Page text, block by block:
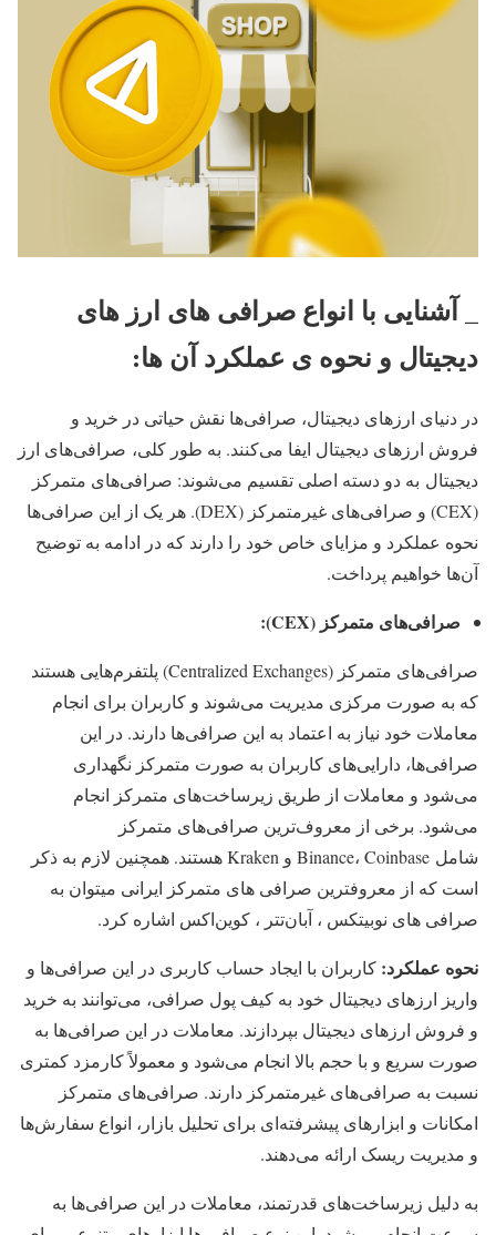
_ آشنایی با انواع صرافی های ارز های
دیجیتال و نحوه ی عملکرد آن ها:
در دنیای ارزهای دیجیتال، صرافی‌ها نقش حیاتی در خرید و
فروش ارزهای دیجیتال ایفا می‌کنند. به طور کلی، صرافی‌های ارز
دیجیتال به دو دسته اصلی تقسیم می‌شوند: صرافی‌های متمرکز
(CEX) و صرافی‌های غیرمتمرکز (DEX). هر یک از این صرافی‌ها
نحوه عملکرد و مزایای خاص خود را دارند که در ادامه به توضیح
آن‌ها خواهیم پرداخت.
صرافی‌های متمرکز (CEX
):
صرافی‌های متمرکز (Centralized Exchanges) پلتفرم‌هایی هستند
که به صورت مرکزی مدیریت می‌شوند و کاربران برای انجام
معاملات خود نیاز به اعتماد به این صرافی‌ها دارند. در این
صرافی‌ها، دارایی‌های کاربران به صورت متمرکز نگهداری
می‌شود و معاملات از طریق زیرساخت‌های متمرکز انجام
می‌شود. برخی از معروف‌ترین صرافی‌های متمرکز
شامل Binance، Coinbase و Kraken هستند. همچنین لازم به ذکر
است که از معروفترین صرافی های متمرکز ایرانی میتوان به
صرافی های نوبیتکس ، آبان‌تتر ، کوین‌اکس اشاره کرد.
نحوه عملکرد: کاربران با ایجاد حساب کاربری در این صرافی‌ها و
واریز ارزهای دیجیتال خود به کیف پول صرافی، می‌توانند به خرید
و فروش ارزهای دیجیتال بپردازند. معاملات در این صرافی‌ها به
صورت سریع و با حجم بالا انجام می‌شود و معمولاً کارمزد کمتری
نسبت به صرافی‌های غیرمتمرکز دارند. صرافی‌های متمرکز
امکانات و ابزارهای پیشرفته‌ای برای تحلیل بازار، انواع سفارش‌ها
و مدیریت ریسک ارائه می‌دهند.
به دلیل زیرساخت‌های قدرتمند، معاملات در این صرافی‌ها به